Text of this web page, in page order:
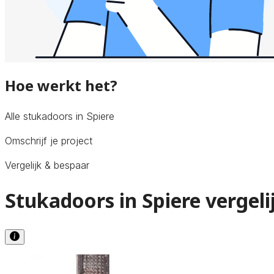
Hoe werkt het?
Alle stukadoors in Spiere
Omschrijf je project
Vergelijk & bespaar
Stukadoors in Spiere